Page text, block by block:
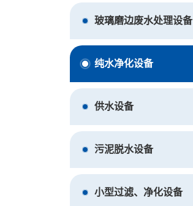
玻璃磨边废水处理设备
纯水净化设备
供水设备
污泥脱水设备
小型过滤、净化设备